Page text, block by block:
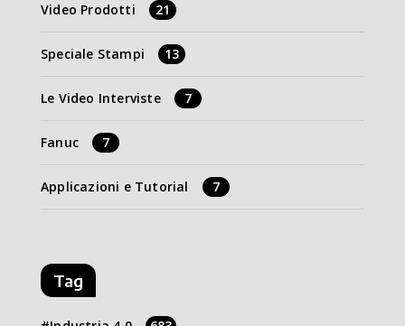
Video Prodotti 21
Speciale Stampi 13
Le Video Interviste 7
Fanuc 7
Applicazioni e Tutorial 7
Tag